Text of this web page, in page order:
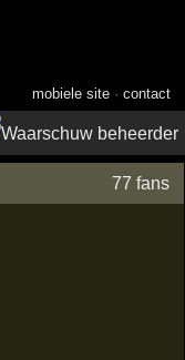
mobiele site ·contact
77 fans